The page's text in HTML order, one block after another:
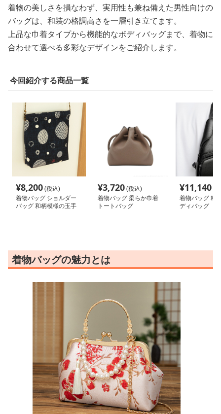
着物の美しさを損なわず、実用性も兼ね備えた男性向けの
バッグは、和装の格調高さを一層引き立てます。
上品な巾着タイプから機能的なボディバッグまで、着物に
合わせて選べる多彩なデザインをご紹介します。
今回紹介する商品一覧
¥8,200(税込)
着物バッグ ショルダー
バッグ 和柄模様の玉手
¥3,720(税込)
着物バッグ 柔らか巾着
トートバッグ
¥11,140
着物バッグ 粋
ディバッグ
着物バッグの魅力とは